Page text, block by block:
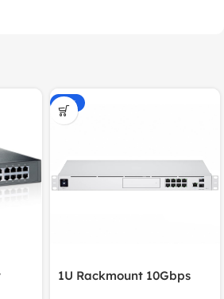
-20%
1U Rackmount 10Gbps